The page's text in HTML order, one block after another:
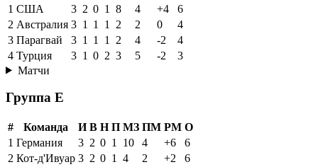
1 США 3 2 0 1 8 4 +4
6
2 Австралия 3 1 1 1 2 2 0
4
3 Парагвай 3 1 1 1 2 4 -2
4
4 Турция 3 1 0 2 3 5 -2
3
Матчи
Группа E
# Команда И В Н П МЗ ПМ РМ О
1 Германия 3 2 0 1 10 4 +6
6
2 Кот-д'Ивуар 3 2 0 1 4 2 +2
6